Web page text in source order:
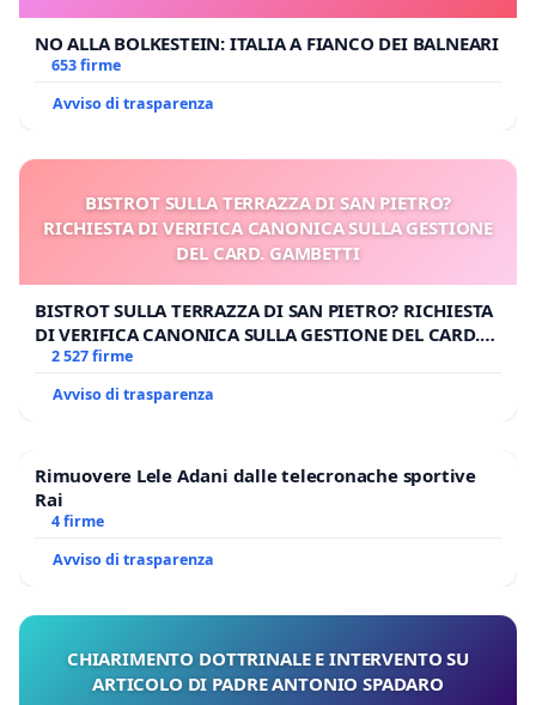
NO ALLA BOLKESTEIN: ITALIA A FIANCO DEI BALNEARI
653 firme
Avviso di trasparenza
BISTROT SULLA TERRAZZA DI SAN PIETRO?
RICHIESTA DI VERIFICA CANONICA SULLA GESTIONE
DEL CARD. GAMBETTI
BISTROT SULLA TERRAZZA DI SAN PIETRO? RICHIESTA
DI VERIFICA CANONICA SULLA GESTIONE DEL CARD.
GAMBETTI
2 527 firme
Avviso di trasparenza
Rimuovere Lele Adani dalle telecronache sportive
Rai
4 firme
Avviso di trasparenza
CHIARIMENTO DOTTRINALE E INTERVENTO SU
ARTICOLO DI PADRE ANTONIO SPADARO